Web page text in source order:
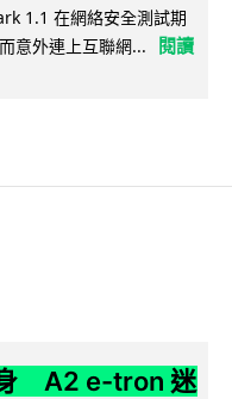
1.1 在網絡安全測試期
意外連上互聯網...
閱讀
A2 e-tron 迷